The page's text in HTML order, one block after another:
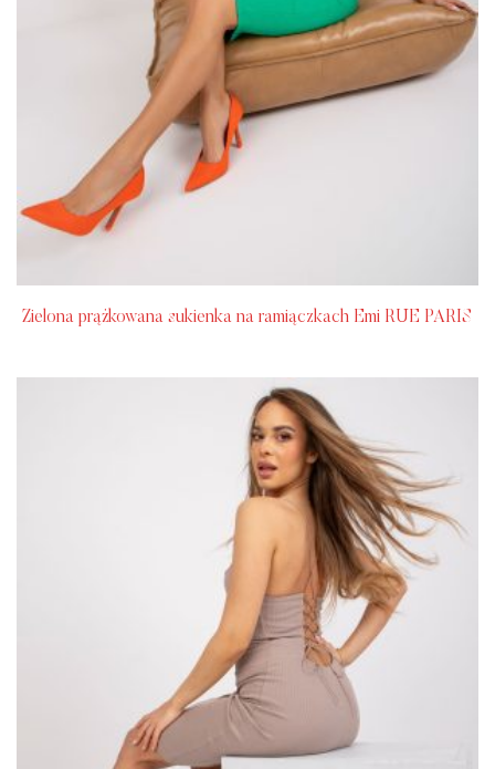
Zielona prążkowana sukienka na ramiączkach Emi RUE PARIS